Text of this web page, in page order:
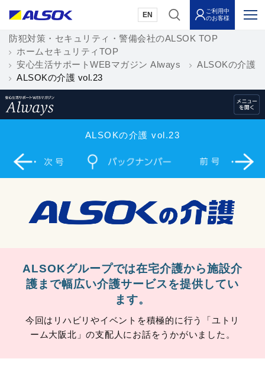
EN
ご利用中
のお客様
防犯対策・セキュリティ・警備会社のALSOK TOP
ホームセキュリティTOP
安心生活サポートWEBマガジン Always
ALSOKの介護
ALSOKの介護 vol.23
ALSOKの介護 vol.23
ALSOKグループでは在宅介護から施設介
護まで幅広い介護サービスを提供してい
ます。
今回はリハビリやイベントを積極的に行う「ユトリ
ーム大阪北」の支配人にお話をうかがいました。